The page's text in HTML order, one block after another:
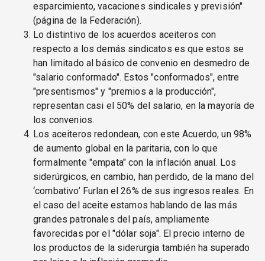
esparcimiento, vacaciones sindicales y previsión"
(página de la Federación).
Lo distintivo de los acuerdos aceiteros con
respecto a los demás sindicatos es que estos se
han limitado al básico de convenio en desmedro de
"salario conformado". Estos "conformados", entre
"presentismos" y "premios a la producción",
representan casi el 50% del salario, en la mayoría de
los convenios.
Los aceiteros redondean, con este Acuerdo, un 98%
de aumento global en la paritaria, con lo que
formalmente "empata" con la inflación anual. Los
siderúrgicos, en cambio, han perdido, de la mano del
‘combativo’ Furlan el 26% de sus ingresos reales. En
el caso del aceite estamos hablando de las más
grandes patronales del país, ampliamente
favorecidas por el "dólar soja". El precio interno de
los productos de la siderurgia también ha superado